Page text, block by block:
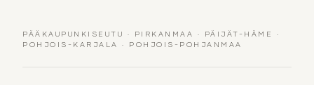
PÄÄKAUPUNKISEUTU · PIRKANMAA · PÄIJÄT-HÄME
·
POHJOIS-KARJALA
· POHJOIS-POHJANMAA